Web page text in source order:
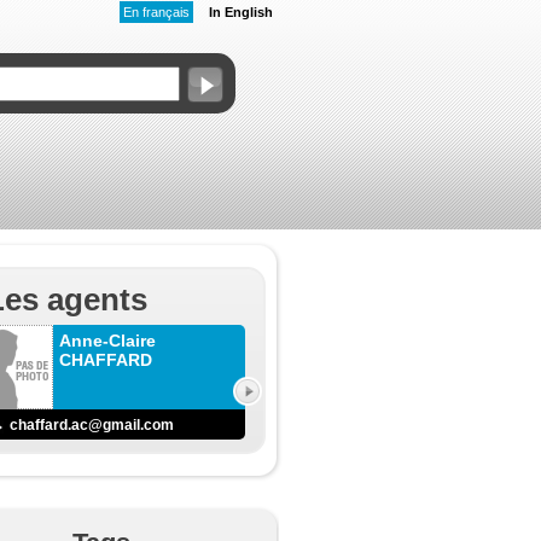
En français In English
agents
Anne-Claire
CHAFFARD
chaffard.ac@gmail.com